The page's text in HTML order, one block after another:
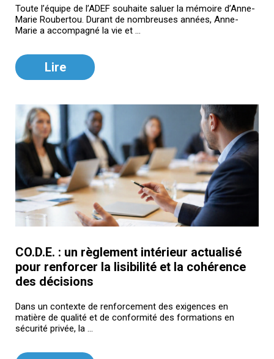
Toute l’équipe de l’ADEF souhaite saluer la mémoire d’Anne-
Marie Roubertou. Durant de nombreuses années, Anne-
Marie a accompagné la vie et ...
Lire
CO.D.E. : un règlement intérieur actualisé
pour renforcer la lisibilité et la cohérence
des décisions
Dans un contexte de renforcement des exigences en
matière de qualité et de conformité des formations en
sécurité privée, la ...